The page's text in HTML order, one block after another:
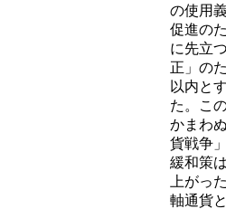
の使用
促進の
に先立
正」の
以内と
た。こ
かまわ
貨戦争
緩和策
上がっ
軸通貨